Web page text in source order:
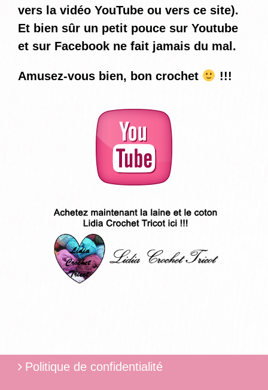
vers la vidéo YouTube ou vers ce site).
Et bien sûr un petit pouce sur Youtube
et sur Facebook ne fait jamais du mal.
Amusez-vous bien, bon crochet !!!
Politique de confidentialité